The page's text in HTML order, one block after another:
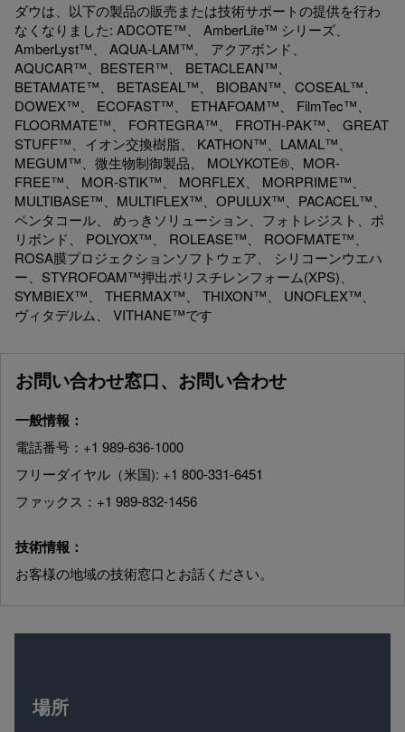
ダウは、以下の製品の販売または技術サポートの提供を行わ
なくなりました: ADCOTE™、 AmberLite™ シリーズ、
AmberLyst™、 AQUA-LAM™、 アクアボンド、
AQUCAR™、BESTER™、 BETACLEAN™、
BETAMATE™、 BETASEAL™、 BIOBAN™、COSEAL™、
DOWEX™、 ECOFAST™、 ETHAFOAM™、 FilmTec™、
FLOORMATE™、 FORTEGRA™、 FROTH-PAK™、 GREAT
STUFF™、イオン交換樹脂、 KATHON™、LAMAL™、
MEGUM™、微生物制御製品、 MOLYKOTE®、MOR-
FREE™、 MOR-STIK™、 MORFLEX、 MORPRIME™、
MULTIBASE™、MULTIFLEX™、OPULUX™、PACACEL™、
ペンタコール、 めっきソリューション、フォトレジスト、ポ
リボンド、 POLYOX™、 ROLEASE™、 ROOFMATE™、
ROSA膜プロジェクションソフトウェア、 シリコーンウエハ
ー、STYROFOAM™押出ポリスチレンフォーム(XPS)、
SYMBIEX™、 THERMAX™、 THIXON™、 UNOFLEX™、
ヴィタデルム、 VITHANE™です
お問い合わせ窓口、お問い合わせ
一般情報：
電話番号：+1 989-636-1000
フリーダイヤル（米国): +1 800-331-6451
ファックス：+1 989-832-1456
技術情報：
お客様の地域の技術窓口とお話ください。
場所